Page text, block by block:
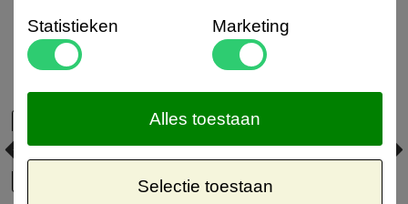
Statistieken Marketing
Selectie toestaan
Alles toestaan